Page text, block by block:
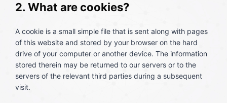
2. What are cookies?
A cookie is a small simple file that is sent along with pages
of this website and stored by your browser on the hard
drive of your computer or another device. The information
stored therein may be returned to our servers or to the
servers of the relevant third parties during a subsequent
visit.